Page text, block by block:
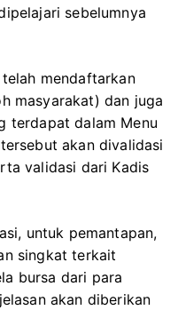
sebelumnya
mendaftarkan
masyarakat) dan juga
terdapat dalam Menu
akan divalidasi
validasi dari Kadis
untuk pemantapan,
singkat terkait
bursa dari para
akan diberikan